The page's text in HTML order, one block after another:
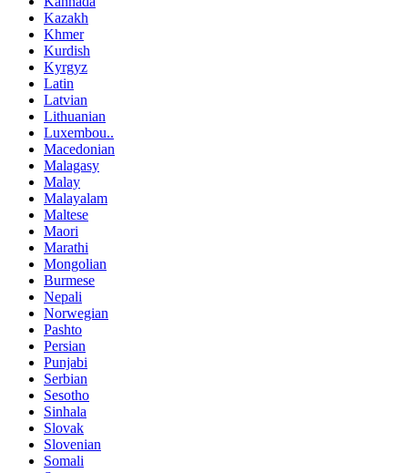
Kazakh
Khmer
Kurdish
Kyrgyz
Latin
Latvian
Lithuanian
Luxembou..
Macedonian
Malagasy
Malay
Malayalam
Maltese
Maori
Marathi
Mongolian
Burmese
Nepali
Norwegian
Pashto
Persian
Punjabi
Serbian
Sesotho
Sinhala
Slovak
Slovenian
Somali